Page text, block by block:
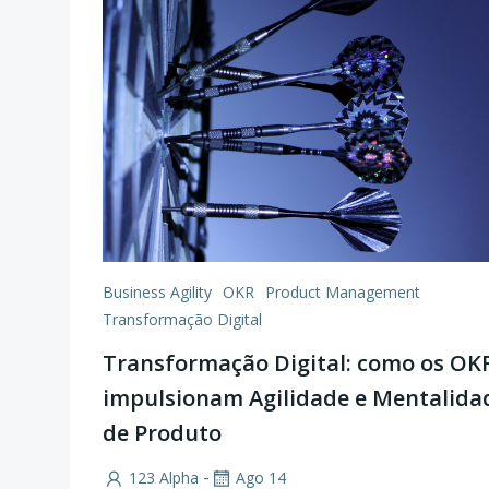
Business Agility OKR Product Management
Transformação Digital
Transformação Digital: como os
impulsionam Agilidade e
de Produto
123 Alpha - Ago 14